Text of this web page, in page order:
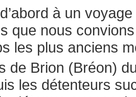
à un
que nous
les plus anciens
de Brion (Bréon)
les détenteurs